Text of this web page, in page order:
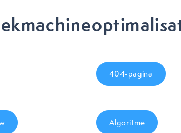
404-pagina
Algoritme